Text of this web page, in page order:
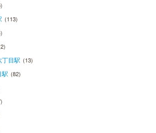
(113)
丁目駅 (13)
駅 (82)